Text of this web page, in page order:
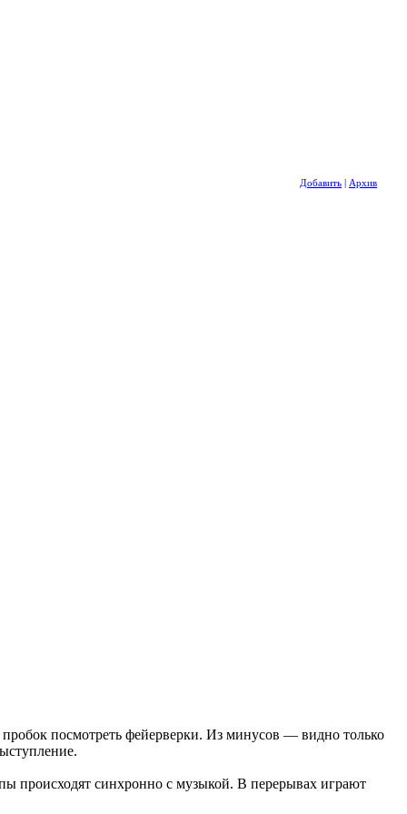
Добавить Архив
посмотреть фейерверки. Из минусов — видно только
происходят синхронно с музыкой. В перерывах играют